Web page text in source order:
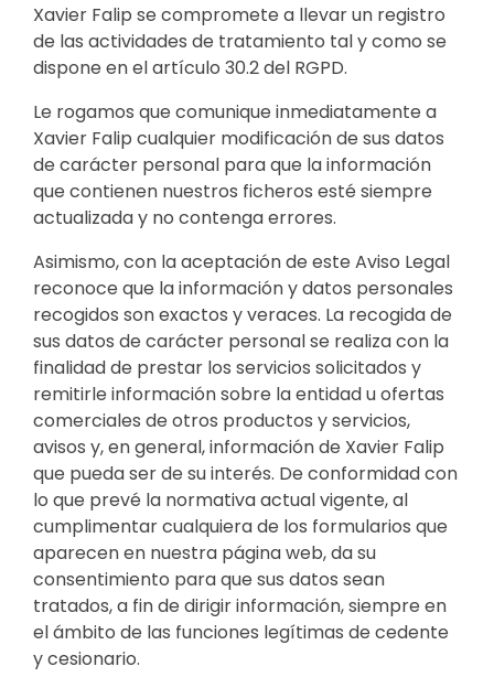
Xavier Falip se compromete a llevar un registro
de las actividades de tratamiento tal y como se
dispone en el artículo 30.2 del RGPD.
Le rogamos que comunique inmediatamente a
Xavier Falip cualquier modificación de sus datos
de carácter personal para que la información
que contienen nuestros ficheros esté siempre
actualizada y no contenga errores.
Asimismo, con la aceptación de este Aviso Legal
reconoce que la información y datos personales
recogidos son exactos y veraces. La recogida de
sus datos de carácter personal se realiza con la
finalidad de prestar los servicios solicitados y
remitirle información sobre la entidad u ofertas
comerciales de otros productos y servicios,
avisos y, en general, información de Xavier Falip
que pueda ser de su interés. De conformidad con
lo que prevé la normativa actual vigente, al
cumplimentar cualquiera de los formularios que
aparecen en nuestra página web, da su
consentimiento para que sus datos sean
tratados, a fin de dirigir información, siempre en
el ámbito de las funciones legítimas de cedente
y cesionario.